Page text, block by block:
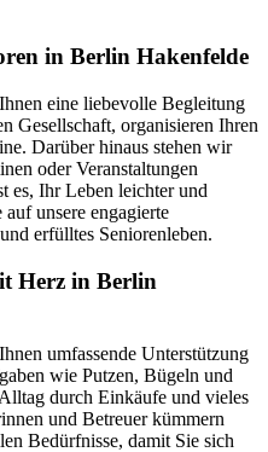
in Berlin Hakenfelde
eine liebevolle Begleitung
Gesellschaft, organisieren Ihren
Darüber hinaus stehen wir
oder Veranstaltungen
es, Ihr Leben leichter und
unsere engagierte
erfülltes Seniorenleben.
Herz in Berlin
umfassende Unterstützung
wie Putzen, Bügeln und
durch Einkäufe und vieles
und Betreuer kümmern
Bedürfnisse, damit Sie sich